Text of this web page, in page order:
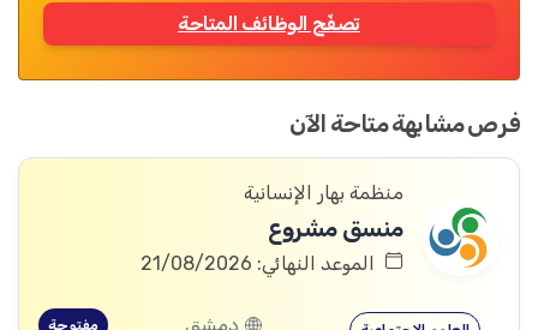
تصفّح الوظائف المتاحة
فرص مشابهة متاحة الآن
منظمة بهار الإنسانية
منسق مشروع
الموعد النهائي: 21/08/2026
دمشق مفتوحة